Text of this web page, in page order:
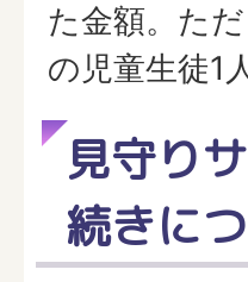
た金額。た
の児童生徒1
見守り
続きに